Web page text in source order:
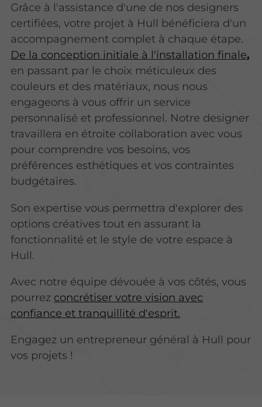
Grâce à l'assistance d'une de nos designers
certifiées, votre projet à Hull bénéficiera d'un
accompagnement complet à chaque étape.
De la conception initiale à l'installation finale,
en passant par le choix méticuleux des
couleurs et des matériaux, nous nous
engageons à vous offrir un service
personnalisé et professionnel. Notre designer
travaillera en étroite collaboration avec vous
pour comprendre vos besoins, vos
préférences esthétiques et vos contraintes
budgétaires.
Son expertise vous permettra d'explorer des
options créatives tout en assurant la
fonctionnalité et le style de votre espace à
Hull.
Avec notre équipe dévouée à vos côtés, vous
pourrez concrétiser votre vision avec
confiance et tranquillité d'esprit.
Engagez un entrepreneur général à Hull pour
vos projets !